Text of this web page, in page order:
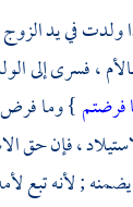
ولدت في يد
، فسرى إلى
} وما فرض
، فإن حق
; لأنه تبع